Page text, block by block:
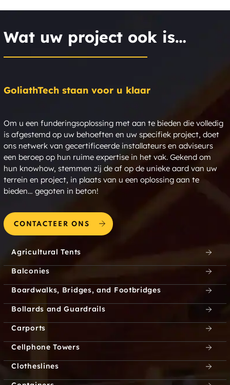
Wat uw project ook is…
GoliathTech staan voor u klaar
Om u een funderingsoplossing met aan te bieden die volledig
is afgestemd op uw behoeften en uw specifiek project, doet
ons netwerk van gecertificeerde installateurs en adviseurs
een beroep op hun ruime expertise in het vak. Gekend om
hun knowhow, stemmen zij de af op de unieke aard van uw
terrein en project, in plaats van u een oplossing aan te
bieden… gegoten in beton!
CONTACTEER ONS
Agricultural Tents
Balconies
Boardwalks, Bridges, and Footbridges
Bollards and Guardrails
Carports
Cellphone Towers
Clotheslines